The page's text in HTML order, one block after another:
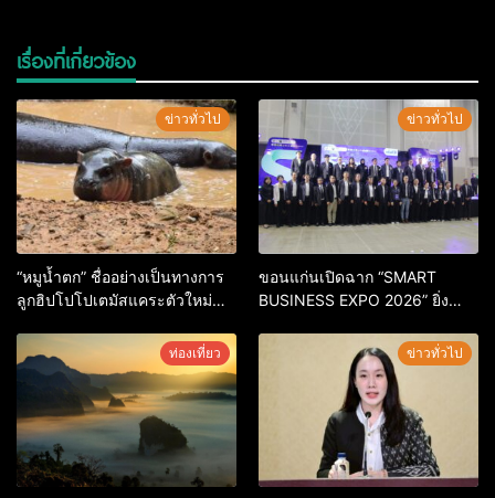
เรื่องที่เกี่ยวข้อง
ข่าวทั่วไป
“หมูน้ำตก” ชื่ออย่างเป็นทางการ
ลูกฮิปโปโปเตมัสแคระตัวใหม่
กิจกรรมร่วมโหวตชนะกว่า
10,000 คะแนน
ข่าวทั่วไป
ขอนแก่นเปิดฉาก “SMART
BUSINESS EXPO 2026” ยิ่ง
ระดับเศรษฐกิจดิจิทัลอีสาน
ท่องเที่ยว ข่าวทั่วไป